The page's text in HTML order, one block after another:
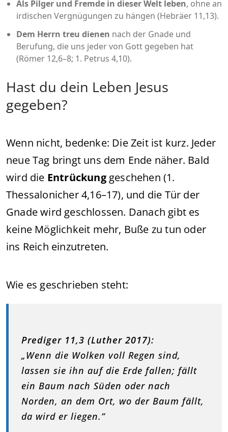
Als Pilger und Fremde in dieser Welt leben, ohne an
irdischen Vergnügungen zu hängen (Hebräer 11,13).
Dem Herrn treu dienen nach der Gnade und
Berufung, die uns jeder von Gott gegeben hat
(Römer 12,6–8; 1. Petrus 4,10).
Hast du dein Leben Jesus
gegeben?
Wenn nicht, bedenke: Die Zeit ist kurz. Jeder
neue Tag bringt uns dem Ende näher. Bald
wird die Entrückunggeschehen (1.
Thessalonicher 4,16–17), und die Tür der
Gnade wird geschlossen. Danach gibt es
keine Möglichkeit mehr, Buße zu tun oder
ins Reich einzutreten.
Wie es geschrieben steht:
Prediger 11,3 (Luther 2017):
„Wenn die Wolken voll Regen sind,
lassen sie ihn auf die Erde fallen; fällt
ein Baum nach Süden oder nach
Norden, an dem Ort, wo der Baum fällt,
da wird er liegen.“